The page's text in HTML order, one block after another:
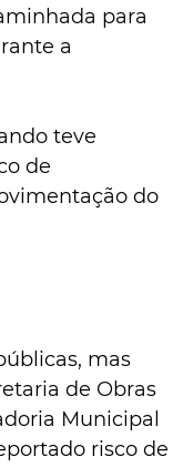
para
a
teve
de
do
mas
de Obras
Municipal
risco de